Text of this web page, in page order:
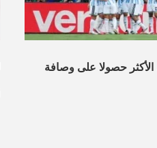
الأكثر حصولا على وصافة